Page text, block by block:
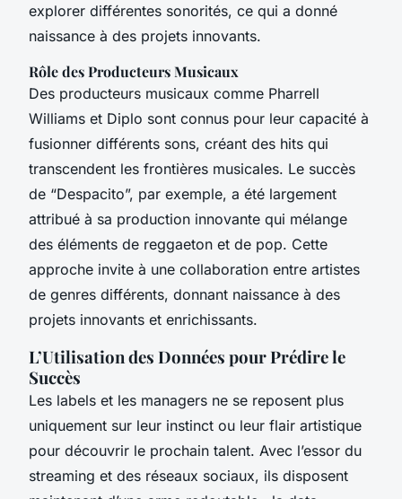
explorer différentes sonorités, ce qui a donné
naissance à des projets innovants.
Rôle des Producteurs Musicaux
Des producteurs musicaux comme Pharrell
Williams et Diplo sont connus pour leur capacité à
fusionner différents sons, créant des hits qui
transcendent les frontières musicales. Le succès
de “Despacito”, par exemple, a été largement
attribué à sa production innovante qui mélange
des éléments de reggaeton et de pop. Cette
approche invite à une collaboration entre artistes
de genres différents, donnant naissance à des
projets innovants et enrichissants.
L’Utilisation des Données pour Prédire le
Succès
Les labels et les managers ne se reposent plus
uniquement sur leur instinct ou leur flair artistique
pour découvrir le prochain talent. Avec l’essor du
streaming et des réseaux sociaux, ils disposent